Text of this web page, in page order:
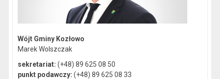
Wójt Gminy Kozłowo
Marek Wolszczak
sekretariat: (+48) 89 625 08 50
punkt podawczy: (+48) 89 625 08 33